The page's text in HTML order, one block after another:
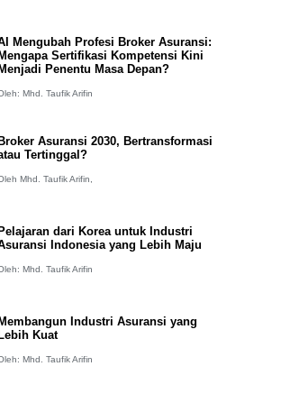
Mengubah Profesi Broker Asuransi:
Mengapa Sertifikasi Kompetensi Kini
Menjadi Penentu Masa Depan?
Mhd. Taufik Arifin
Broker Asuransi 2030, Bertransformasi
Tertinggal?
Mhd. Taufik Arifin,
Pelajaran dari Korea untuk Industri
Indonesia yang Lebih Maju
Mhd. Taufik Arifin
Membangun Industri Asuransi yang
Lebih Kuat
Mhd. Taufik Arifin